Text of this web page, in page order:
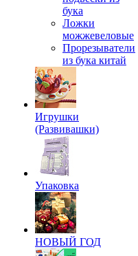
бука
Ложки
можжевеловые
Прорезыватели
из бука китай
Игрушки
(Развивашки)
Упаковка
НОВЫЙ ГОД